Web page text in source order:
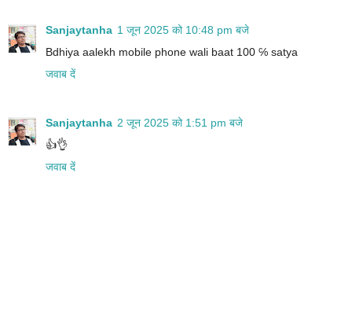
Sanjaytanha 1 जून 2025 को 10:48 pm बजे
Bdhiya aalekh mobile phone wali baat 100 ℅ satya
जवाब दें
Sanjaytanha 2 जून 2025 को 1:51 pm बजे
👍👌
जवाब दें